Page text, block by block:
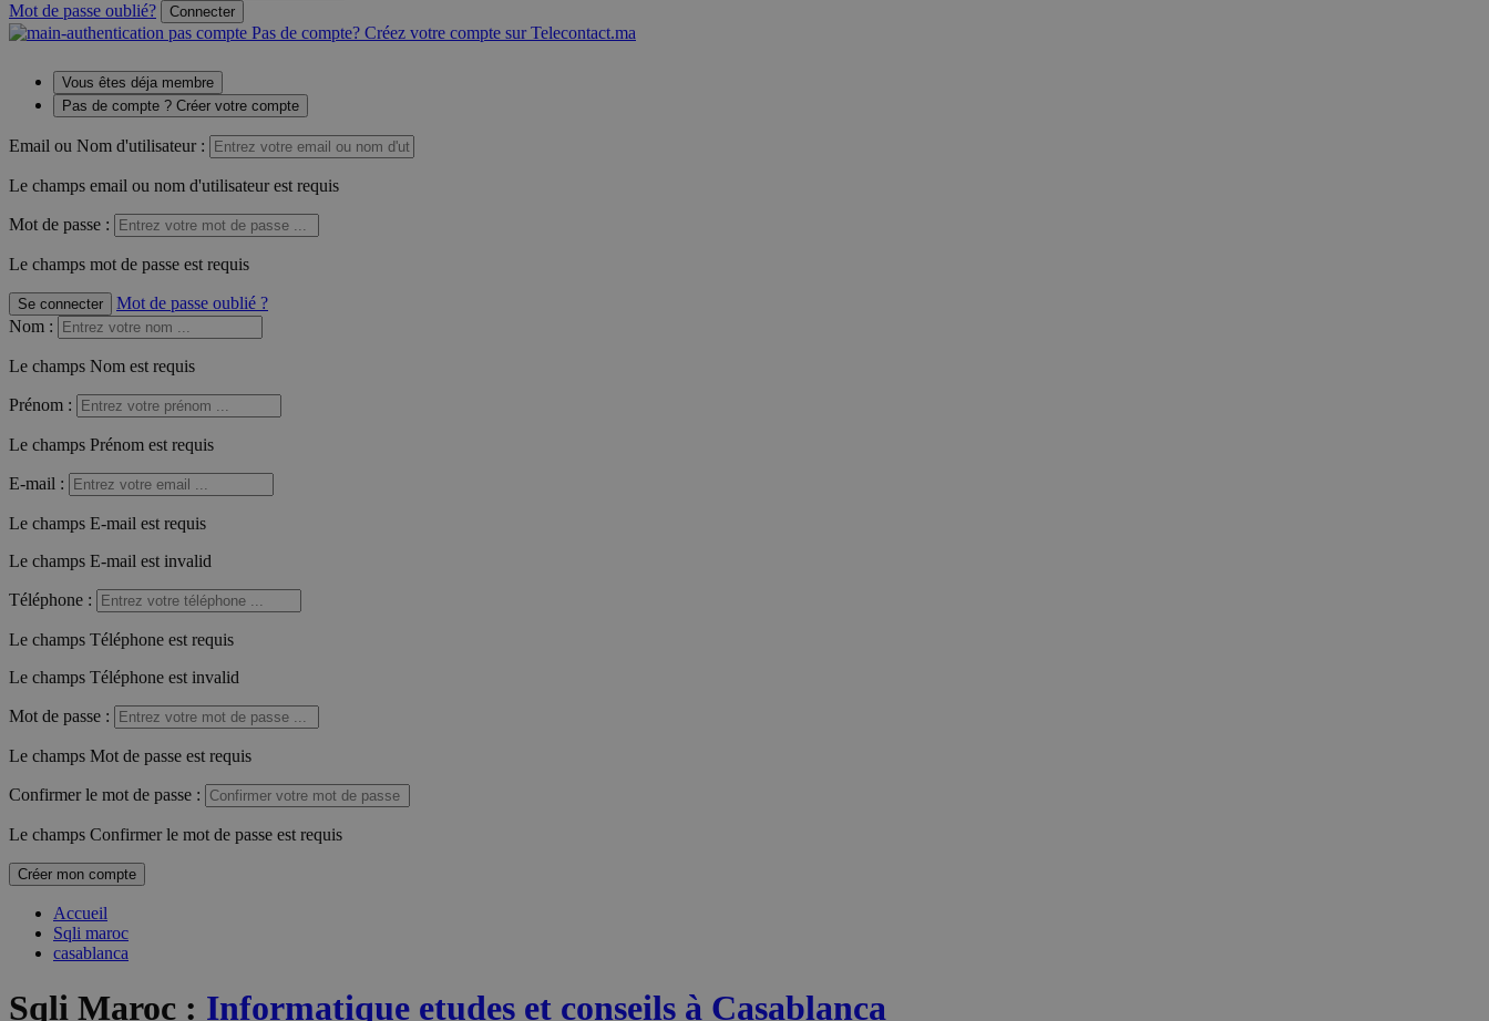
Mot de passe oublié?
Connecter
Pas de compte? Créez votre compte sur Telecontact.ma
Vous êtes déja membre
Pas de compte ? Créer votre compte
Email ou Nom d'utilisateur :
Le champs email ou nom d'utilisateur est requis
Mot de passe :
Le champs mot de passe est requis
Se connecter
Mot de passe oublié ?
Nom :
Le champs Nom est requis
Prénom :
Le champs Prénom est requis
E-mail :
Le champs E-mail est requis
Le champs E-mail est invalid
Téléphone :
Le champs Téléphone est requis
Le champs Téléphone est invalid
Mot de passe :
Le champs Mot de passe est requis
Confirmer le mot de passe :
Le champs Confirmer le mot de passe est requis
Créer mon compte
Accueil
Sqli maroc
casablanca
Sqli Maroc : Informatique etudes et conseils à Casablanca